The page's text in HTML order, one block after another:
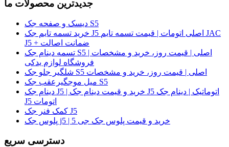
جدیدترین محصولات ما
دیسک و صفحه جک S5
خرید تسمه تایم جک J5 اصلی اتومات | قیمت تسمه تایم JAC
J5 + ضمانت اصالت
تسمه دینام جک S5 اصلی | قیمت روز، خرید و مشخصات |
فروشگاه لوازم یدکی
شلگیر جلو جک S5 اصلی | قیمت روز، خرید و مشخصات
میل موجگیرعقب جک S5
دینام جک J5 | خرید و قیمت دینام جک J5 اتوماتیک | دینام جک
J5 اتومات
کمک فنر جک J5
پلوس جک j5 | خرید و قیمت پلوس جک جی 5
دسترسی سریع